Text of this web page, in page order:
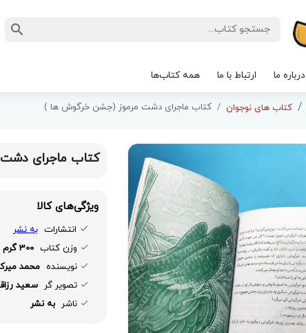
درباره ما ارتباط با ما همه کتاب‌ها
کتاب های نوجوان کتاب ماجرای دشت مرموز (جشن خرگوش ها )
کتاب ماجرای
ویژگی‌های کالا
انتشارات به نشر
وزن کتاب 300 گرم
نویسنده محمد
تصویر گر سعید
ناشر به نشر